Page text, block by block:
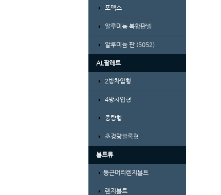
포맥스
알루미늄 복합판넬
알루미늄 판 (5052)
AL팔레트
2방차입형
4방차입형
중량형
초경량블록형
볼트류
둥근머리렌지볼트
렌지볼트